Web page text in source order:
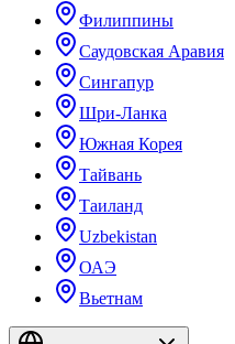
Филиппины
Саудовская Аравия
Сингапур
Шри-Ланка
Южная Корея
Тайвань
Таиланд
Uzbekistan
ОАЭ
Вьетнам